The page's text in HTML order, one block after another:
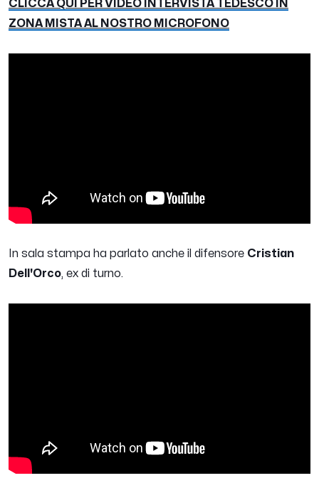
CLICCA QUI PER VIDEO INTERVISTA TEDESCO IN
ZONA MISTA AL NOSTRO MICROFONO
In sala stampa ha parlato anche il difensore Cristian
Dell'Orco, ex di turno.